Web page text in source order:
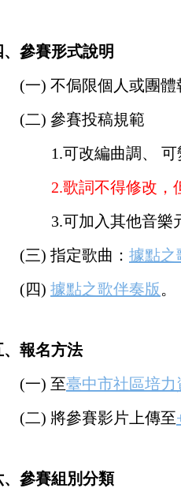
、參賽形式說明
(一) 不侷限個人或團體
(二) 參賽投稿規範
1.可改編曲調、 可
2.歌詞不得修改，
3.可加入其他音樂
(三) 指定歌曲： 據點之
(四) 據點之歌伴奏版。
、報名方法
(一) 至臺中市社區培力
(二) 將參賽影片上傳至
、參賽組別分類